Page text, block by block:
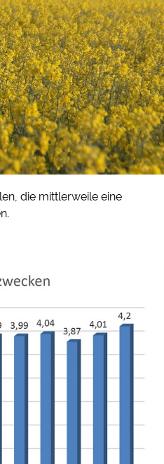
die mittlerweile eine